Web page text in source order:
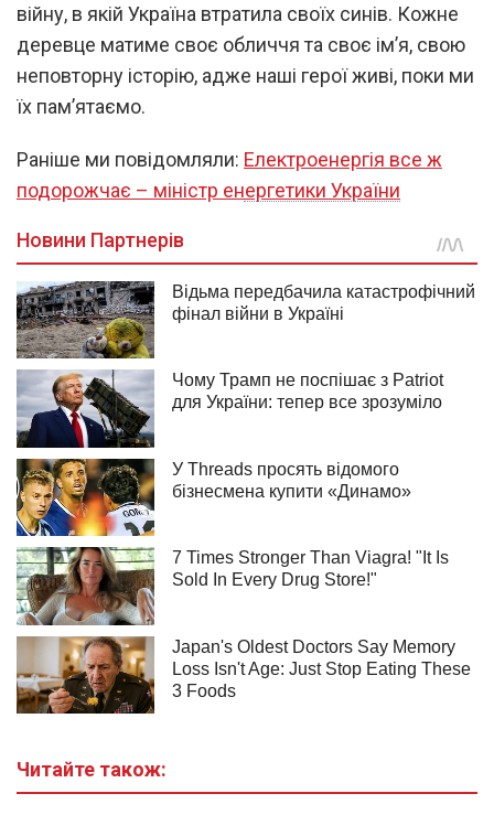
війну, в якій Україна втратила своїх синів. Кожне
деревце матиме своє обличчя та своє ім’я, свою
неповторну історію, адже наші герої живі, поки ми
їх пам’ятаємо.
Раніше ми повідомляли: Електроенергія все ж
подорожчає – міністр енергетики України
Читайте також: